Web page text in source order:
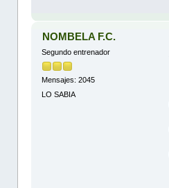
NOMBELA F.C.
Segundo entrenador
Mensajes: 2045
LO SABIA